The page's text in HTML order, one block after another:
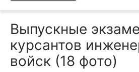
Выпускные
курсантов
войск (18 фото)